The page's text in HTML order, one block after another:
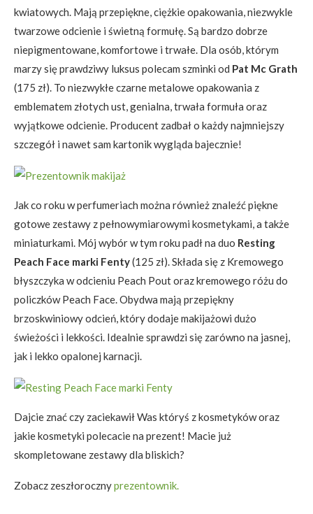
kwiatowych. Mają przepiękne, ciężkie opakowania, niezwykle
twarzowe odcienie i świetną formułę. Są bardzo dobrze
niepigmentowane, komfortowe i trwałe. Dla osób, którym
marzy się prawdziwy luksus polecam szminki od Pat Mc Grath
(175 zł). To niezwykłe czarne metalowe opakowania z
emblematem złotych ust, genialna, trwała formuła oraz
wyjątkowe odcienie. Producent zadbał o każdy najmniejszy
szczegół i nawet sam kartonik wygląda bajecznie!
Jak co roku w perfumeriach można również znaleźć piękne
gotowe zestawy z pełnowymiarowymi kosmetykami, a także
miniaturkami. Mój wybór w tym roku padł na duo Resting
Peach Face marki Fenty(125 zł). Składa się z Kremowego
błyszczyka w odcieniu Peach Pout oraz kremowego różu do
policzków Peach Face. Obydwa mają przepiękny
brzoskwiniowy odcień, który dodaje makijażowi dużo
świeżości i lekkości. Idealnie sprawdzi się zarówno na jasnej,
jak i lekko opalonej karnacji.
Dajcie znać czy zaciekawił Was któryś z kosmetyków oraz
jakie kosmetyki polecacie na prezent! Macie już
skompletowane zestawy dla bliskich?
Zobacz zeszłorocznyprezentownik.